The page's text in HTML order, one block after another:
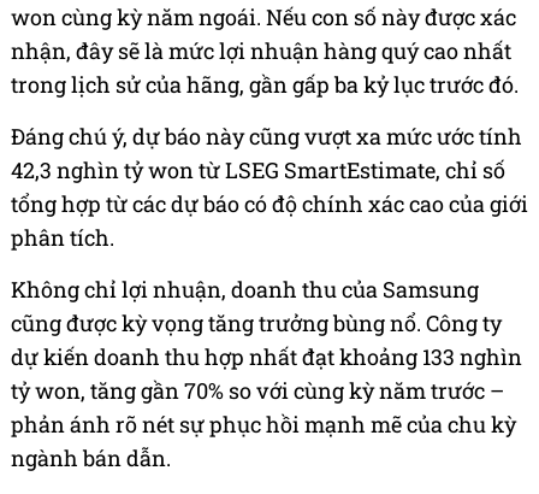
won cùng kỳ năm ngoái. Nếu con số này được xác
nhận, đây sẽ là mức lợi nhuận hàng quý cao nhất
trong lịch sử của hãng, gần gấp ba kỷ lục trước đó.
Đáng chú ý, dự báo này cũng vượt xa mức ước tính
42,3 nghìn tỷ won từ LSEG SmartEstimate, chỉ số
tổng hợp từ các dự báo có độ chính xác cao của giới
phân tích.
Không chỉ lợi nhuận, doanh thu của Samsung
cũng được kỳ vọng tăng trưởng bùng nổ. Công ty
dự kiến doanh thu hợp nhất đạt khoảng 133 nghìn
tỷ won, tăng gần 70% so với cùng kỳ năm trước –
phản ánh rõ nét sự phục hồi mạnh mẽ của chu kỳ
ngành bán dẫn.